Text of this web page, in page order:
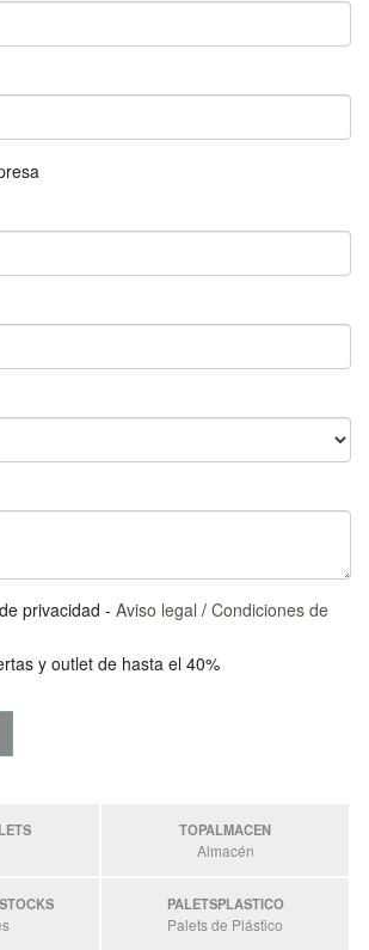
privacidad - Aviso legal / Condiciones de
y outlet de hasta el 40%
TOPALMACEN
Almacén
PALETSPLASTICO
Palets de Plástico